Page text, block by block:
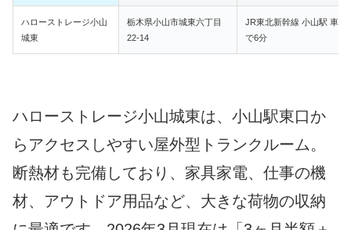
ハローストレージ小山
城東
栃木県小山市城東六丁目
22-14
JR東北新幹線 小山駅 車
で6分
ハローストレージ小山城東は、小山駅東口か
らアクセスしやすい屋外型トランクルーム。
断熱材も完備しており、家具家電、仕事の機
材、アウトドア用品など、大きな荷物の収納